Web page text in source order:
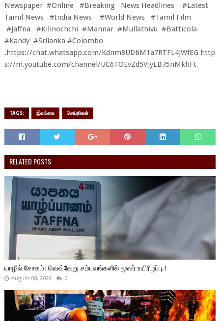
Newspaper #Online #Breaking News Headlines #Latest
Tamil News #India News #World News #Tamil Film
#Jaffna #Kilinochchi #Mannar #Mullathivu #Batticola
#Kandy #Srilanka #Colombo
.https://chat.whatsapp.com/Kdnm8UDbM1a7RTFL4JWfEG http
s://m.youtube.com/channel/UC6TOEvZd5VJyLB75nMkhFt
TAGS: இலங்கை செய்திகள்
RELATED POSTS
யாழில் சோகம்: வெவ்வேறு சம்பவங்களில் மூவர் உயிரிழப்பு.!
August 08, 2026 0